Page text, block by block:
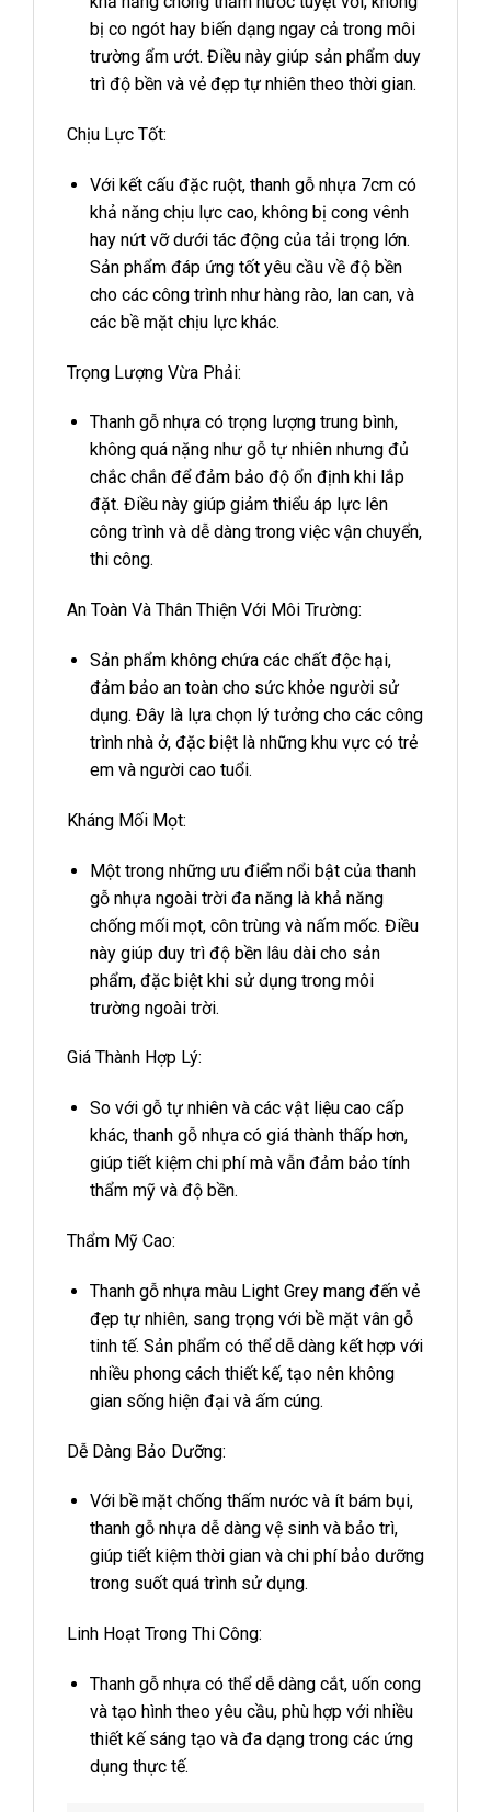
bị co ngót hay biến dạng ngay cả trong môi
trường ẩm ướt. Điều này giúp sản phẩm duy
trì độ bền và vẻ đẹp tự nhiên theo thời gian.
Chịu Lực Tốt:
Với kết cấu đặc ruột, thanh gỗ nhựa 7cm có
khả năng chịu lực cao, không bị cong vênh
hay nứt vỡ dưới tác động của tải trọng lớn.
Sản phẩm đáp ứng tốt yêu cầu về độ bền
cho các công trình như hàng rào, lan can, và
các bề mặt chịu lực khác.
Trọng Lượng Vừa Phải:
Thanh gỗ nhựa có trọng lượng trung bình,
không quá nặng như gỗ tự nhiên nhưng đủ
chắc chắn để đảm bảo độ ổn định khi lắp
đặt. Điều này giúp giảm thiểu áp lực lên
công trình và dễ dàng trong việc vận chuyển,
thi công.
An Toàn Và Thân Thiện Với Môi Trường:
Sản phẩm không chứa các chất độc hại,
đảm bảo an toàn cho sức khỏe người sử
dụng. Đây là lựa chọn lý tưởng cho các công
trình nhà ở, đặc biệt là những khu vực có trẻ
em và người cao tuổi.
Kháng Mối Mọt:
Một trong những ưu điểm nổi bật của thanh
gỗ nhựa ngoài trời đa năng là khả năng
chống mối mọt, côn trùng và nấm mốc. Điều
này giúp duy trì độ bền lâu dài cho sản
phẩm, đặc biệt khi sử dụng trong môi
trường ngoài trời.
Giá Thành Hợp Lý:
So với gỗ tự nhiên và các vật liệu cao cấp
khác, thanh gỗ nhựa có giá thành thấp hơn,
giúp tiết kiệm chi phí mà vẫn đảm bảo tính
thẩm mỹ và độ bền.
Thẩm Mỹ Cao:
Thanh gỗ nhựa màu Light Grey mang đến vẻ
đẹp tự nhiên, sang trọng với bề mặt vân gỗ
tinh tế. Sản phẩm có thể dễ dàng kết hợp với
nhiều phong cách thiết kế, tạo nên không
gian sống hiện đại và ấm cúng.
Dễ Dàng Bảo Dưỡng:
Với bề mặt chống thấm nước và ít bám bụi,
thanh gỗ nhựa dễ dàng vệ sinh và bảo trì,
giúp tiết kiệm thời gian và chi phí bảo dưỡng
trong suốt quá trình sử dụng.
Linh Hoạt Trong Thi Công:
Thanh gỗ nhựa có thể dễ dàng cắt, uốn cong
và tạo hình theo yêu cầu, phù hợp với nhiều
thiết kế sáng tạo và đa dạng trong các ứng
dụng thực tế.